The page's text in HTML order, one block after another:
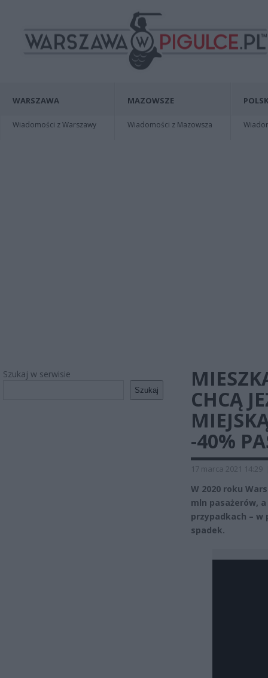
WARSZAWA
Wiadomości z Warszawy
MAZOWSZE
Wiadomości z Mazowsza
Szukaj w serwisie
Szukaj
CHCĄ
-40%
17 marca 2021 14:29
W 2020 roku
mln pasażerów,
przypadkach – w
spadek.